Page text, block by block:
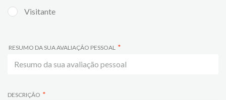
Visitante
RESUMO DA SUA AVALIAÇÃO PESSOAL
DESCRIÇÃO